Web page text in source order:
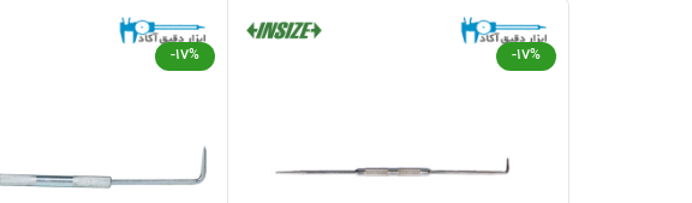
-17%
-17%